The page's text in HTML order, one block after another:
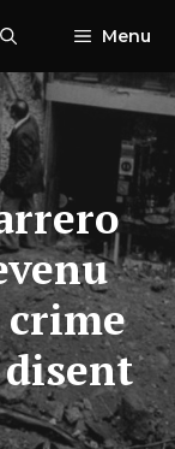
Menu